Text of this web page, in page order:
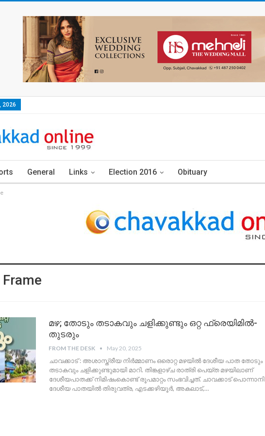
2026
General Links Election 2016 Obituary
മഴ; തോടും തടാകവും ചളിക്കുണ്ടും ഒറ്റ ഫ്രെയിമിൽ-
തുടരും
FROM THE DESK May 20, 2025
ചാവക്കാട് : അശാസ്ത്രീയ നിർമ്മാണം ഒരൊറ്റ മഴയിൽ ദേശീയ പാത തോടും
തടാകവും ചളിക്കുണ്ടുമായി മാറി. തിങ്കളാഴ്ച രാത്രി പെയ്ത മഴയിലാണ്
ദേശീയപാതക്ക് നിമിഷംകൊണ്ട് രൂപമാറ്റം സംഭവിച്ചത്. ചാവക്കാട് പൊന്നാനി
ദേശീയ പാതയിൽ തിരുവത്ര, എടക്കഴിയൂർ, അകലാട്,…